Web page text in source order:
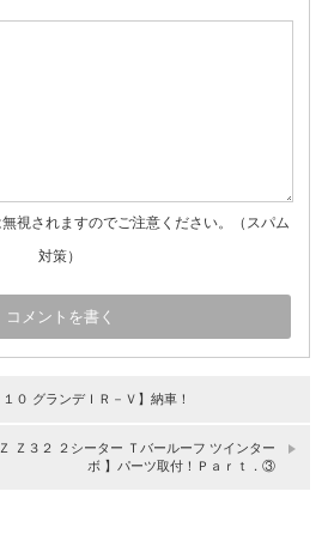
視されますのでご注意ください。（スパム
対策）
０ グランデＩＲ－Ｖ】納車！
Ｚ３２ ２シーター Ｔバールーフ ツインター
ボ 】パーツ取付！Ｐａｒｔ．③